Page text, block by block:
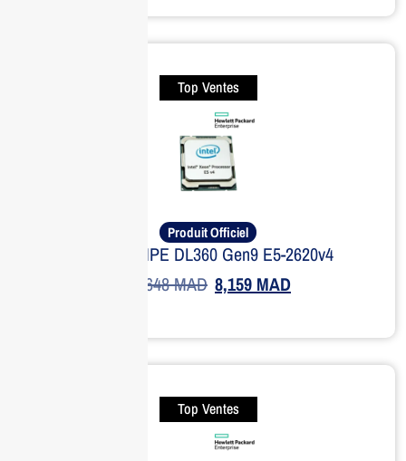
Top Ventes
Produit Officiel
Serveur HPE DL360 Gen9 E5-2620v4
11,648MAD 8,159 MAD
Top Ventes